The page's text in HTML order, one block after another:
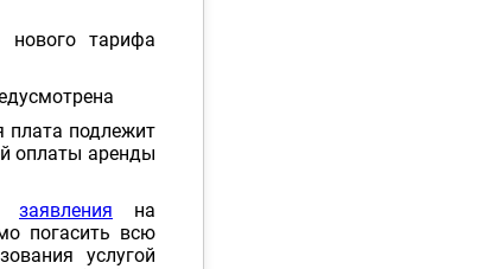
тарифа
плата подлежит
оплаты аренды
заявления на
погасить всю
услугой